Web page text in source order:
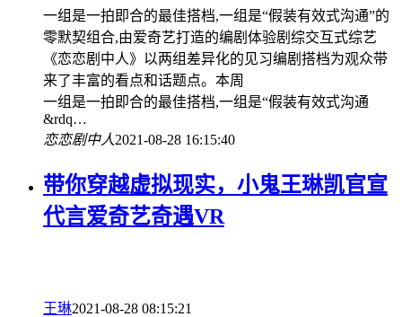
一组是一拍即合的最佳搭档,一组是“假装有效式沟通”的
零默契组合,由爱奇艺打造的编剧体验剧综交互式综艺
《恋恋剧中人》以两组差异化的见习编剧搭档为观众带
来了丰富的看点和话题点。本周
一组是一拍即合的最佳搭档,一组是“假装有效式沟通
&rdq…
恋恋剧中人2021-08-28 16:15:40
带你穿越虚拟现实，小鬼王琳凯官宣
代言爱奇艺奇遇VR
王琳2021-08-28 08:15:21